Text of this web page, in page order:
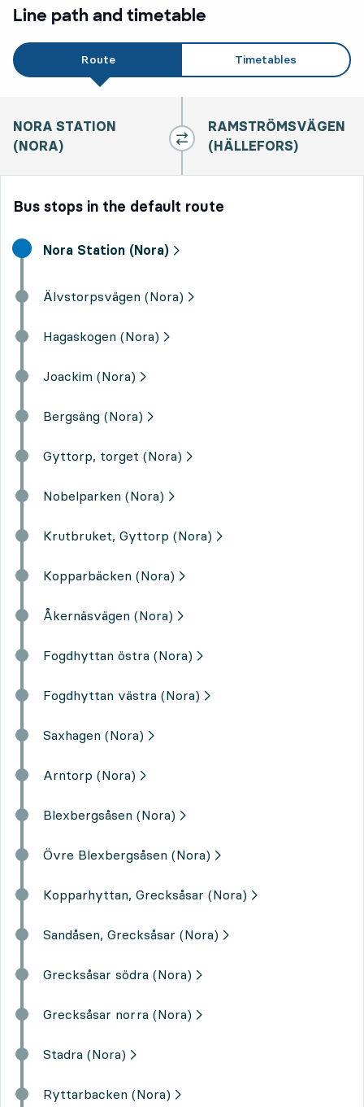
Line path and timetable
Route Timetables
NORA STATION
(NORA)
RAMSTRÖMSVÄGEN
(HÄLLEFORS)
Bus stops in the default route
Start destination,
Nora Station (Nora)
Älvstorpsvägen (Nora)
Hagaskogen (Nora)
Joackim (Nora)
Bergsäng (Nora)
Gyttorp, torget (Nora)
Nobelparken (Nora)
Krutbruket, Gyttorp (Nora)
Kopparbäcken (Nora)
Åkernäsvägen (Nora)
Fogdhyttan östra (Nora)
Fogdhyttan västra (Nora)
Saxhagen (Nora)
Arntorp (Nora)
Blexbergsåsen (Nora)
Övre Blexbergsåsen (Nora)
Kopparhyttan, Grecksåsar (Nora)
Sandåsen, Grecksåsar (Nora)
Grecksåsar södra (Nora)
Grecksåsar norra (Nora)
Stadra (Nora)
Ryttarbacken (Nora)